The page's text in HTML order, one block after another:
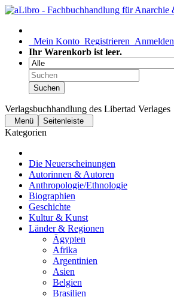
Mein Konto Registrieren Anmelden
Ihr Warenkorb ist leer.
Suchen
Verlagsbuchhandlung des Libertad Verlages
Menü Seitenleiste
Kategorien
Die Neuerscheinungen
Autorinnen & Autoren
Anthropologie/Ethnologie
Biographien
Geschichte
Kultur & Kunst
Länder & Regionen
Ägypten
Afrika
Argentinien
Asien
Belgien
Brasilien